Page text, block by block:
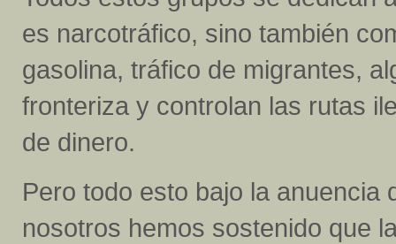
es narcotráfico, sino también
gasolina, tráfico de migrantes,
fronteriza y controlan las rutas
de dinero.
Pero todo esto bajo la anuencia
nosotros hemos sostenido que